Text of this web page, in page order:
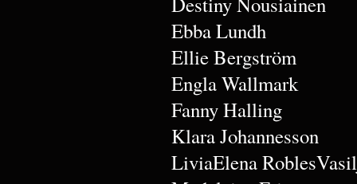
Ebba Lundh
Ellie Bergström
Engla Wallmark
Fanny Halling
Klara Johannesson
LiviaElena